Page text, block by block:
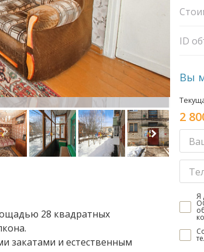
28 квадратных
закатами и естественным
ID
Вы
2
Я